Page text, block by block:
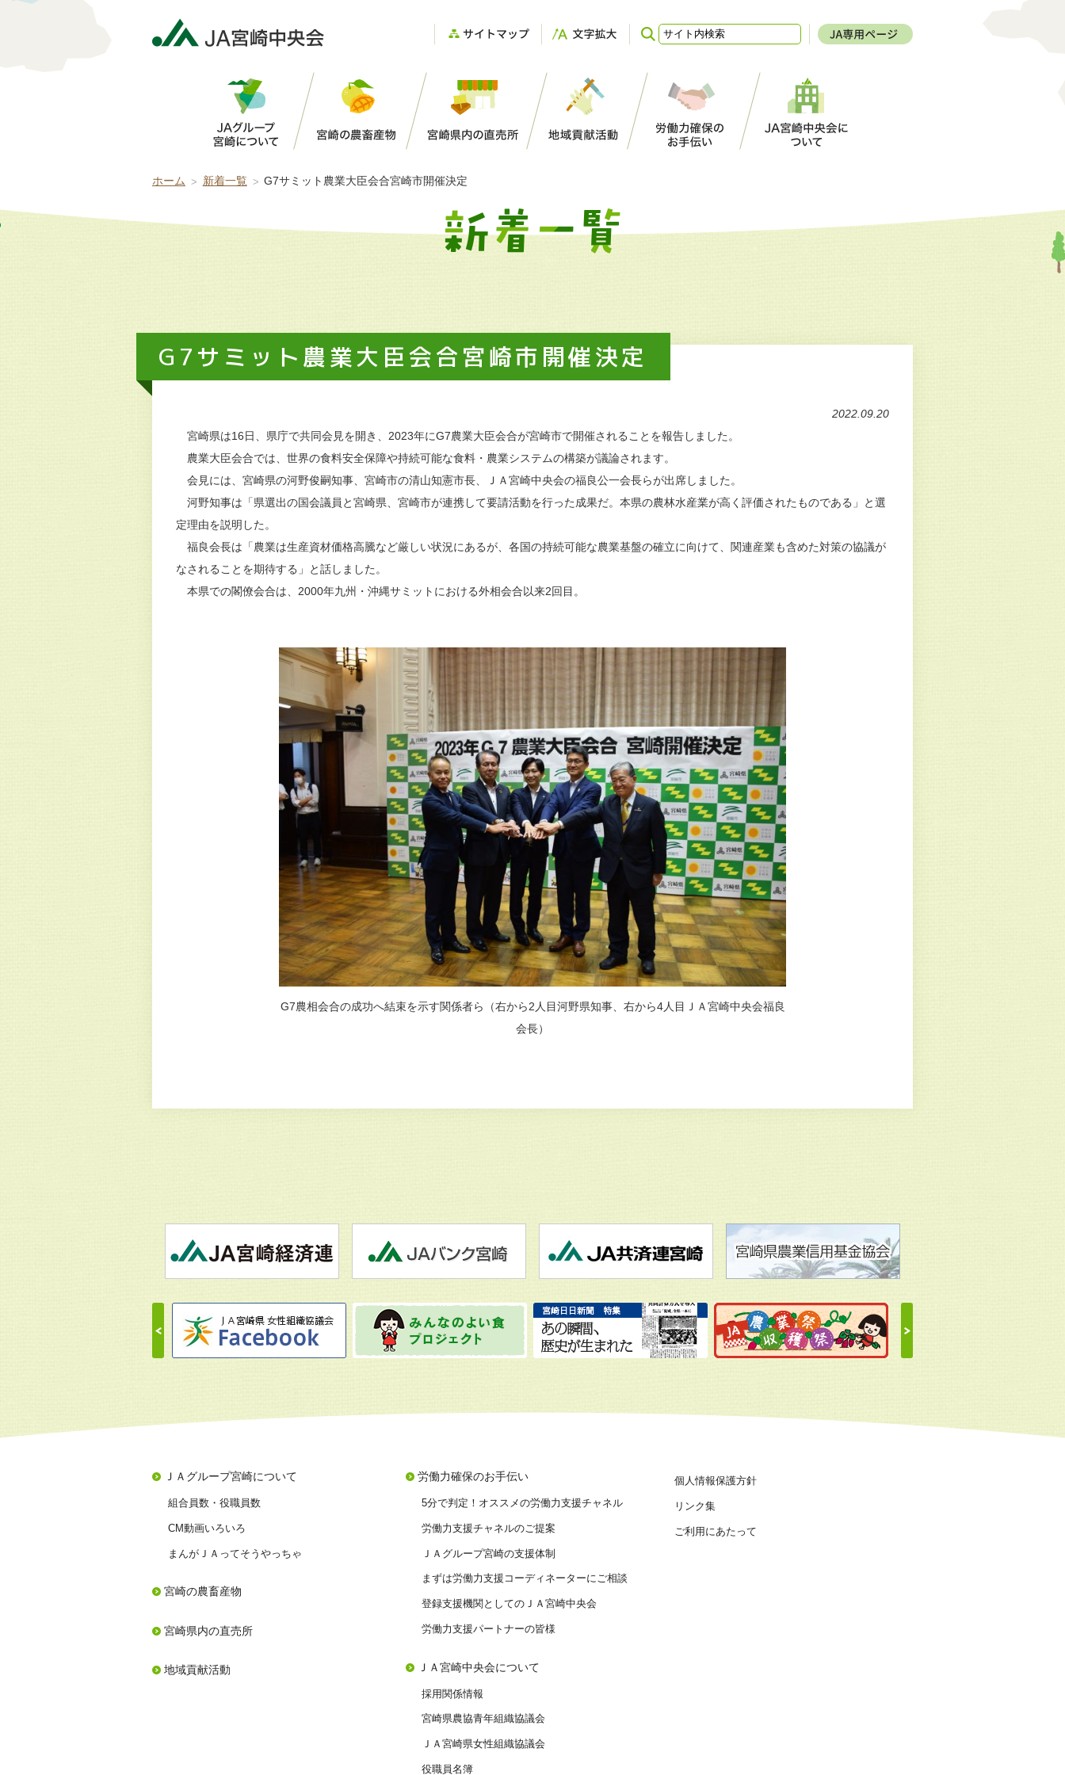
ホーム 新着一覧 G7サミット農業大臣会合宮崎市開催決定
G7サミット農業大臣会合宮崎市開催決定
2022.09.20
宮崎県は16日、県庁で共同会見を開き、2023年にG7農業大臣会合が宮崎市で開催されることを報告しました。
農業大臣会合では、世界の食料安全保障や持続可能な食料・農業システムの構築が議論されます。
会見には、宮崎県の河野俊嗣知事、宮崎市の清山知憲市長、ＪＡ宮崎中央会の福良公一会長らが出席しました。
河野知事は「県選出の国会議員と宮崎県、宮崎市が連携して要請活動を行った成果だ。本県の農林水産業が高く評価されたものである」と選
定理由を説明した。
福良会長は「農業は生産資材価格高騰など厳しい状況にあるが、各国の持続可能な農業基盤の確立に向けて、関連産業も含めた対策の協議が
なされることを期待する」と話しました。
本県での閣僚会合は、2000年九州・沖縄サミットにおける外相会合以来2回目。
G7農相会合の成功へ結束を示す関係者ら（右から2人目河野県知事、右から4人目ＪＡ宮崎中央会福良
会長）
ＪＡグループ宮崎について
組合員数・役職員数
CM動画いろいろ
まんがＪＡってそうやっちゃ
宮崎の農畜産物
宮崎県内の直売所
地域貢献活動
労働力確保のお手伝い
5分で判定！オススメの労働力支援チャネル
労働力支援チャネルのご提案
ＪＡグループ宮崎の支援体制
まずは労働力支援コーディネーターにご相談
登録支援機関としてのＪＡ宮崎中央会
労働力支援パートナーの皆様
ＪＡ宮崎中央会について
採用関係情報
宮崎県農協青年組織協議会
ＪＡ宮崎県女性組織協議会
役職員名簿
個人情報保護方針
リンク集
ご利用にあたって